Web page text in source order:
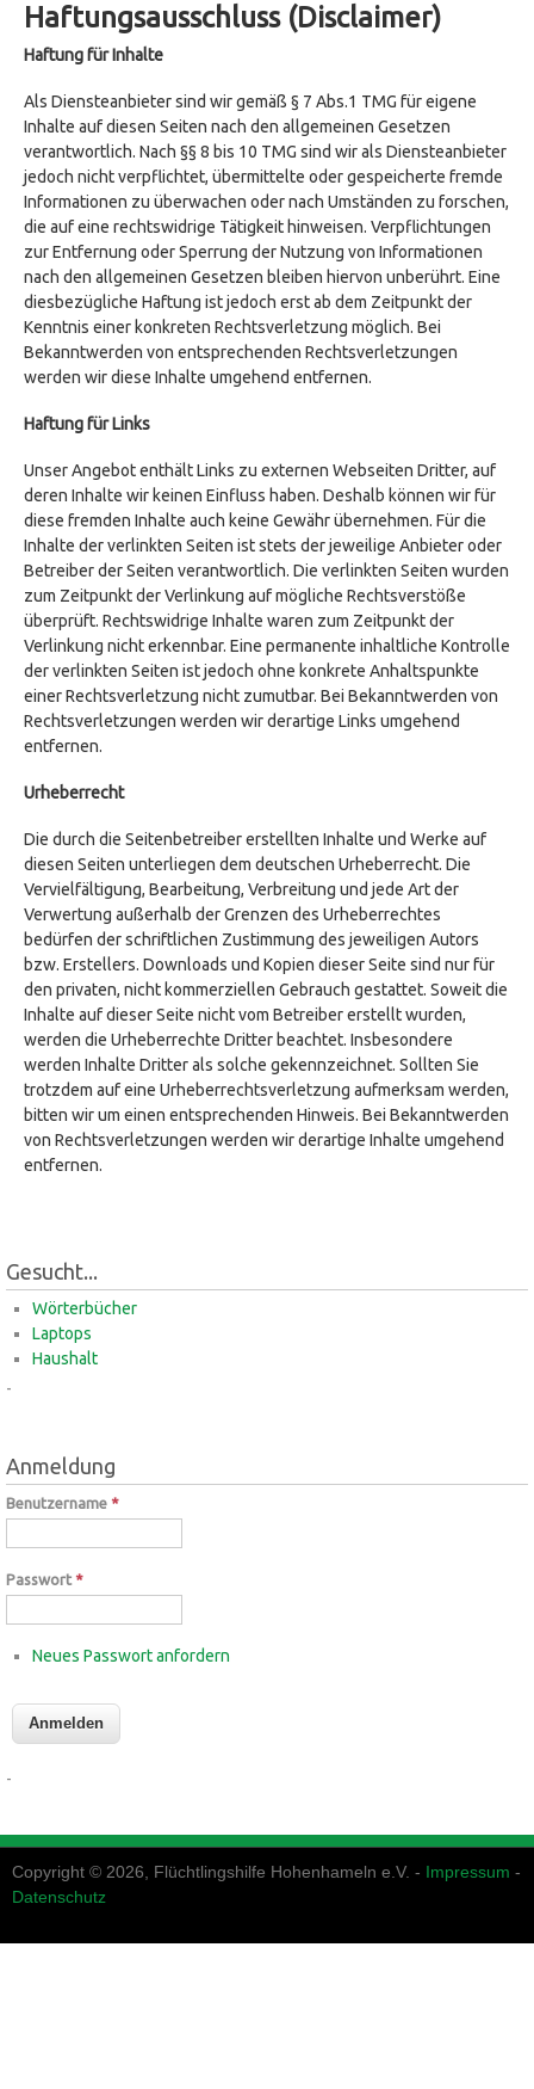
Haftungsausschluss (Disclaimer)
Haftung für Inhalte
Als Diensteanbieter sind wir gemäß § 7 Abs.1 TMG für eigene
Inhalte auf diesen Seiten nach den allgemeinen Gesetzen
verantwortlich. Nach §§ 8 bis 10 TMG sind wir als Diensteanbieter
jedoch nicht verpflichtet, übermittelte oder gespeicherte fremde
Informationen zu überwachen oder nach Umständen zu forschen,
die auf eine rechtswidrige Tätigkeit hinweisen. Verpflichtungen
zur Entfernung oder Sperrung der Nutzung von Informationen
nach den allgemeinen Gesetzen bleiben hiervon unberührt. Eine
diesbezügliche Haftung ist jedoch erst ab dem Zeitpunkt der
Kenntnis einer konkreten Rechtsverletzung möglich. Bei
Bekanntwerden von entsprechenden Rechtsverletzungen
werden wir diese Inhalte umgehend entfernen.
Haftung für Links
Unser Angebot enthält Links zu externen Webseiten Dritter, auf
deren Inhalte wir keinen Einfluss haben. Deshalb können wir für
diese fremden Inhalte auch keine Gewähr übernehmen. Für die
Inhalte der verlinkten Seiten ist stets der jeweilige Anbieter oder
Betreiber der Seiten verantwortlich. Die verlinkten Seiten wurden
zum Zeitpunkt der Verlinkung auf mögliche Rechtsverstöße
überprüft. Rechtswidrige Inhalte waren zum Zeitpunkt der
Verlinkung nicht erkennbar. Eine permanente inhaltliche Kontrolle
der verlinkten Seiten ist jedoch ohne konkrete Anhaltspunkte
einer Rechtsverletzung nicht zumutbar. Bei Bekanntwerden von
Rechtsverletzungen werden wir derartige Links umgehend
entfernen.
Urheberrecht
Die durch die Seitenbetreiber erstellten Inhalte und Werke auf
diesen Seiten unterliegen dem deutschen Urheberrecht. Die
Vervielfältigung, Bearbeitung, Verbreitung und jede Art der
Verwertung außerhalb der Grenzen des Urheberrechtes
bedürfen der schriftlichen Zustimmung des jeweiligen Autors
bzw. Erstellers. Downloads und Kopien dieser Seite sind nur für
den privaten, nicht kommerziellen Gebrauch gestattet. Soweit die
Inhalte auf dieser Seite nicht vom Betreiber erstellt wurden,
werden die Urheberrechte Dritter beachtet. Insbesondere
werden Inhalte Dritter als solche gekennzeichnet. Sollten Sie
trotzdem auf eine Urheberrechtsverletzung aufmerksam werden,
bitten wir um einen entsprechenden Hinweis. Bei Bekanntwerden
von Rechtsverletzungen werden wir derartige Inhalte umgehend
entfernen.
Gesucht...
Wörterbücher
Laptops
Haushalt
-
Anmeldung
Benutzername *
Passwort*
Neues Passwort anfordern
-
Copyright © 2026, Flüchtlingshilfe Hohenhameln e.V. - Impressum -
Datenschutz